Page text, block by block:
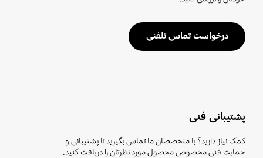
درخواست تماس تلفنی
پشتیبانی فنی
کمک نیاز دارید؟ با متخصصان ما تماس بگیرید تا پشتیبانی و
حمایت فنی مخصوص محصول مورد نظرتان را دریافت کنید.